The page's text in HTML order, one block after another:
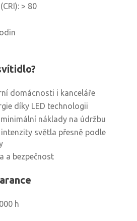
> 80
domácnosti i kanceláře
díky LED technologii
náklady na údržbu
světla přesně podle
a bezpečnost
h